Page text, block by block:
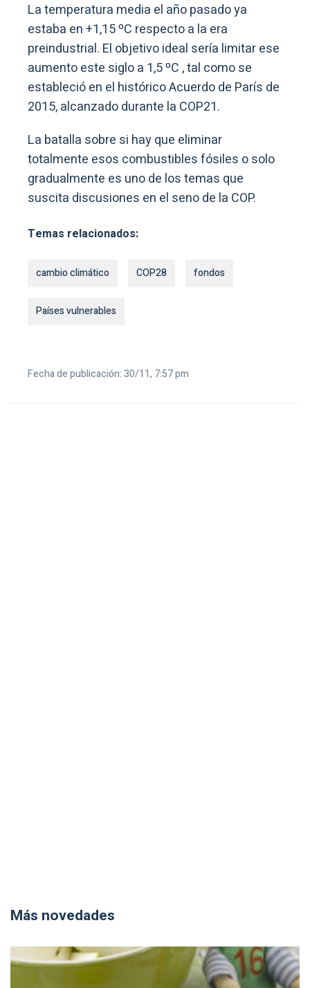
La temperatura media el año pasado ya
estaba en +1,15 ºC respecto a la era
preindustrial. El objetivo ideal sería limitar ese
aumento este siglo a 1,5 ºC , tal como se
estableció en el histórico Acuerdo de París de
2015, alcanzado durante la COP21.
La batalla sobre si hay que eliminar
totalmente esos combustibles fósiles o solo
gradualmente es uno de los temas que
suscita discusiones en el seno de la COP.
Temas relacionados:
cambio climático COP28 fondos
Países vulnerables
Fecha de publicación: 30/11, 7:57 pm
Más novedades